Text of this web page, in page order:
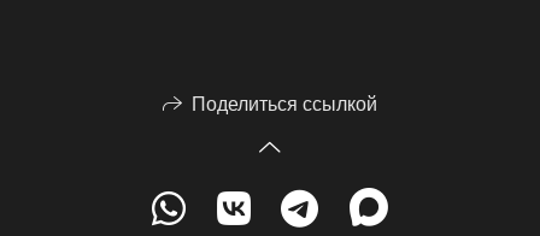
Поделиться ссылкой